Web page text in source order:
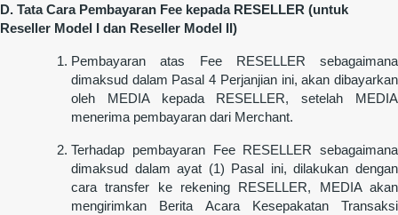
D. Tata Cara Pembayaran Fee kepada RESELLER (untuk
Reseller Model I dan Reseller Model II)
Pembayaran atas Fee RESELLER sebagaimana
dimaksud dalam Pasal 4 Perjanjian ini, akan dibayarkan
oleh MEDIA kepada RESELLER, setelah MEDIA
menerima pembayaran dari Merchant.
Terhadap pembayaran Fee RESELLER sebagaimana
dimaksud dalam ayat (1) Pasal ini, dilakukan dengan
cara transfer ke rekening RESELLER, MEDIA akan
mengirimkan Berita Acara Kesepakatan Transaksi